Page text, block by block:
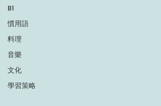
B1
慣用語
料理
音樂
文化
學習策略